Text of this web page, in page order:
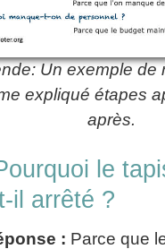
Un exemple de
expliqué étapes
après.
le
il arrêté ?
: Parce que